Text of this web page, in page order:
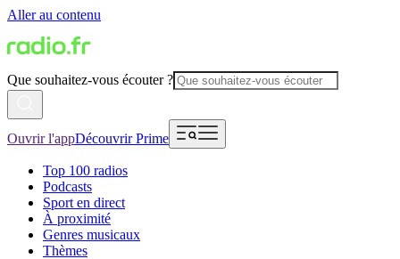
Aller au contenu
Que souhaitez-vous écouter ?
Ouvrir l'appDécouvrir Prime
Top 100 radios
Podcasts
Sport en direct
À proximité
Genres musicaux
Thèmes